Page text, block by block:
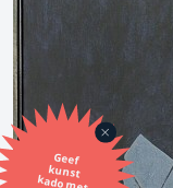
Geef
kunst
kado met
de SBK